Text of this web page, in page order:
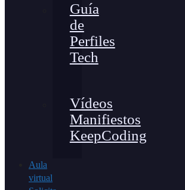
Guía
de
Perfiles
Tech
Vídeos
Manifiestos
KeepCoding
Aula
virtual